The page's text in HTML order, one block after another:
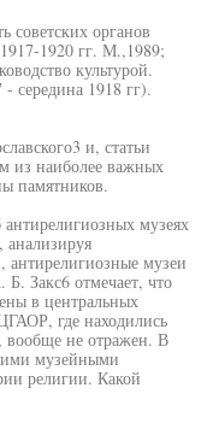
советских органов
1920 гг. М.,1989;
культурой.
середина 1918 гг).
и, статьи
из наиболее важных
памятников.
музеях
анализируя
антирелигиозные музеи
Б. Закс6 отмечает, что
в центральных
где находились
не отражен. В
музейными
религии. Какой